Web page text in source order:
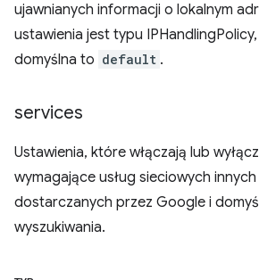
ujawnianych informacji o lokalnym
ustawienia jest typu
domyślna to default .
services
Ustawienia, które włączają lub
wymagające usług sieciowych
dostarczanych przez Google i
wyszukiwania.